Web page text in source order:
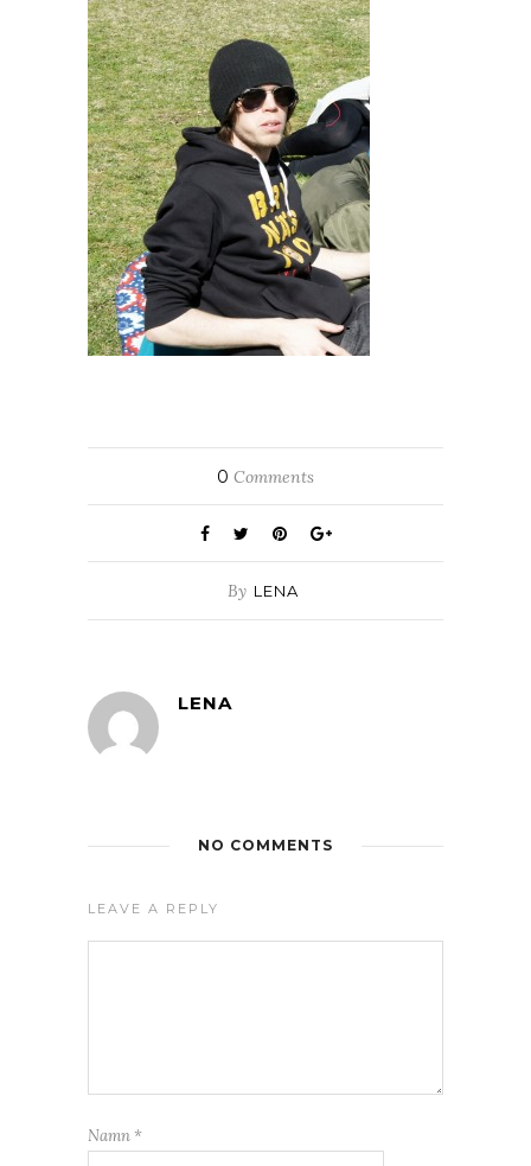
0 Comments
By LENA
LENA
NO COMMENTS
LEAVE A REPLY
Namn *